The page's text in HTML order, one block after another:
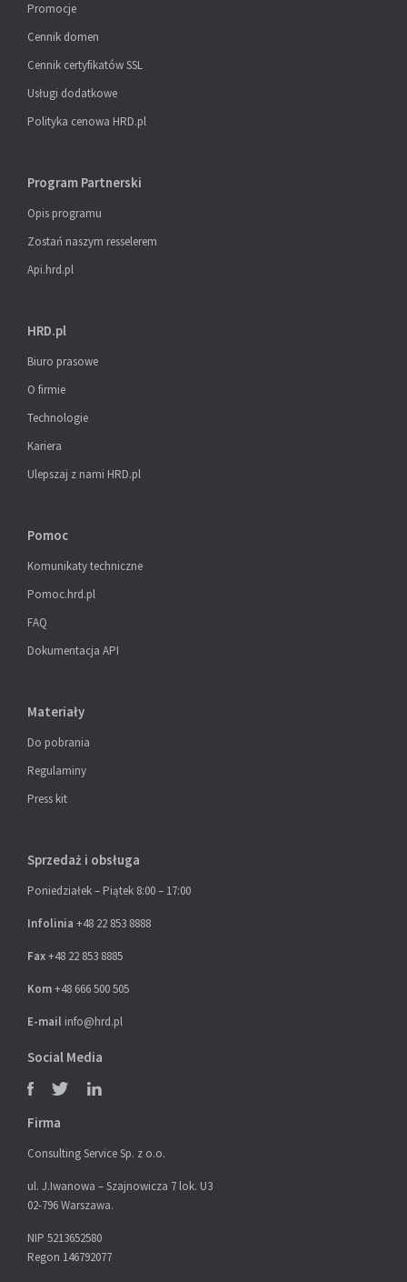
Promocje
Cennik domen
Cennik certyfikatów SSL
Usługi dodatkowe
Polityka cenowa HRD.pl
Program Partnerski
Opis programu
Zostań naszym resselerem
Api.hrd.pl
HRD.pl
Biuro prasowe
O firmie
Technologie
Kariera
Ulepszaj z nami HRD.pl
Pomoc
Komunikaty techniczne
Pomoc.hrd.pl
FAQ
Dokumentacja API
Materiały
Do pobrania
Regulaminy
Press kit
Sprzedaż i obsługa
Poniedziałek – Piątek 8:00 – 17:00
Infolinia +48 22 853 8888
Fax+48 22 853 8885
Kom+48 666 500 505
E-mail info@hrd.pl
Social Media
Firma
Consulting Service Sp. z o.o.
ul. J.Iwanowa – Szajnowicza 7 lok. U3
02-796 Warszawa.
NIP 5213652580
Regon 146792077